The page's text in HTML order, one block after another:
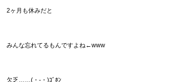
2ヶ月も休みだと
みんな忘れてるもんですよね←www
欠乏……(・-・)ｺﾞﾎﾝ